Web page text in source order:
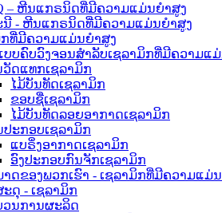
– ຫີນແກຣນິດທີ່ມີຄວາມແມ່ນຍໍາສູງ
ນີ - ຫີນແກຣນິດທີ່ມີຄວາມແມ່ນຍໍາສູງ
ທີ່ມີຄວາມແມ່ນຍໍາສູງ
ບຄົບວົງຈອນສຳລັບເຊລາມິກທີ່ມີຄວາມແ
ວັດແທກເຊລາມິກ
ໄມ້ບັນທັດເຊລາມິກ
ຂອບຊື່ເຊລາມິກ
ໄມ້ບັນທັດລອຍອາກາດເຊລາມິກ
ະກອບເຊລາມິກ
ແບຣິ່ງອາກາດເຊລາມິກ
ອົງປະກອບກົນຈັກເຊລາມິກ
ດຂອງພວກເຮົາ - ເຊລາມິກທີ່ມີຄວາມແມ່
ດຸ - ເຊລາມິກ
ວນການຜະລິດ